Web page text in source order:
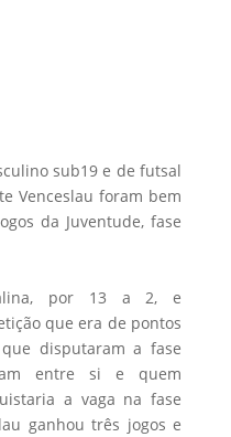
sub19 e de futsal
Venceslau foram bem
da Juventude, fase
por 13 a 2, e
que era de pontos
disputaram a fase
entre si e quem
a vaga na fase
ganhou três jogos e